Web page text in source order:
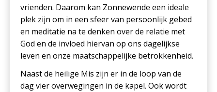
vrienden. Daarom kan Zonnewende een ideale
plek zijn om in een sfeer van persoonlijk gebed
en meditatie na te denken over de relatie met
God en de invloed hiervan op ons dagelijkse
leven en onze maatschappelijke betrokkenheid.
Naast de heilige Mis zijn er in de loop van de
dag vier overwegingen in de kapel. Ook wordt